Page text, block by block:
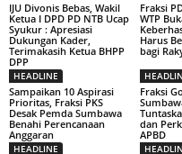
IJU Divonis Bebas, Wakil
Ketua I DPD PD NTB Ucap
Syukur : Apresiasi
Dukungan Kader,
Terimakasih Ketua BHPP
DPP
Fraksi
WTP
Harus
bagi
HEADLINE
Sampaikan 10 Aspirasi
Prioritas, Fraksi PKS
Desak Pemda Sumbawa
Benahi Perencanaan
Anggaran
Fraksi
dan
APBD
HEADLINE